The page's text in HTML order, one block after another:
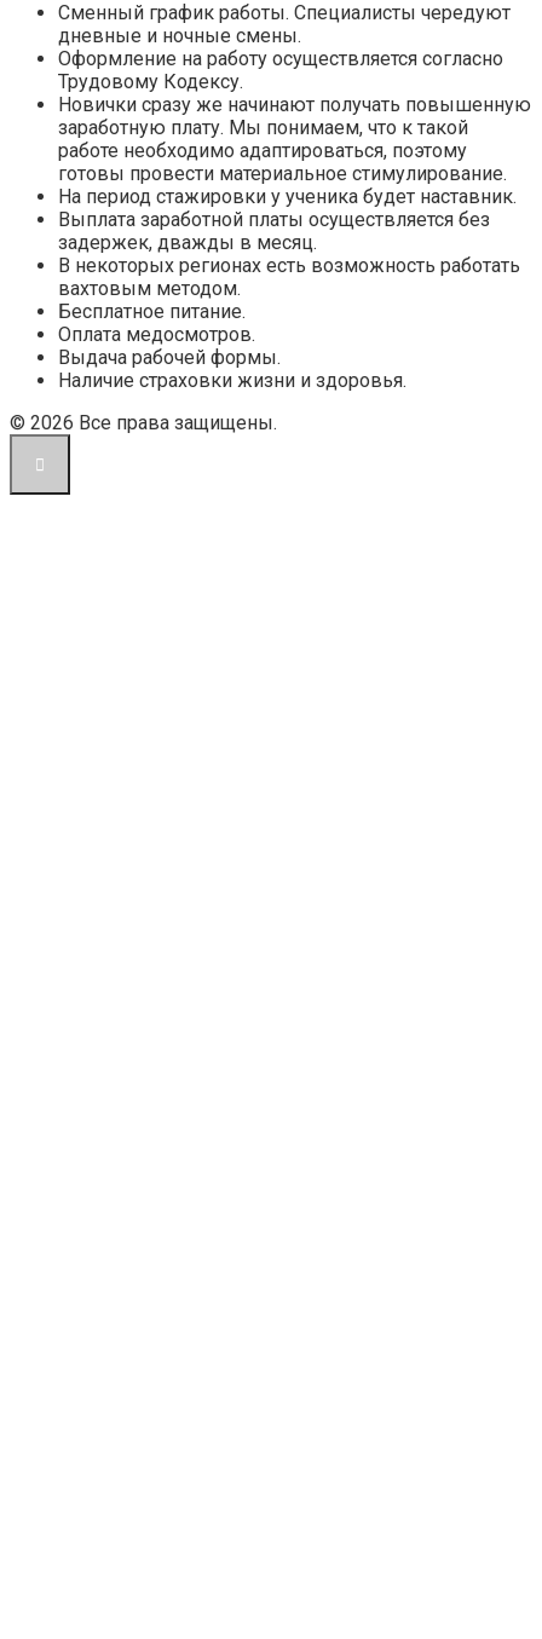
Сменный график работы. Специалисты чередуют
дневные и ночные смены.
Оформление на работу осуществляется согласно
Трудовому Кодексу.
Новички сразу же начинают получать повышенную
заработную плату. Мы понимаем, что к такой
работе необходимо адаптироваться, поэтому
готовы провести материальное стимулирование.
На период стажировки у ученика будет наставник.
Выплата заработной платы осуществляется без
задержек, дважды в месяц.
В некоторых регионах есть возможность работать
вахтовым методом.
Бесплатное питание.
Оплата медосмотров.
Выдача рабочей формы.
Наличие страховки жизни и здоровья.
© 2026 Все права защищены.